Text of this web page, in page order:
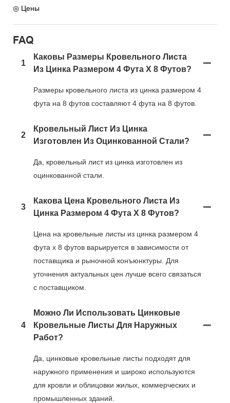
◎ Цены
FAQ
1
Каковы Размеры Кровельного Листа
Из Цинка Размером 4 Фута X 8 Футов?
Размеры кровельного листа из цинка размером 4
фута на 8 футов составляют 4 фута на 8 футов.
2
Кровельный Лист Из Цинка
Изготовлен Из Оцинкованной Стали?
Да, кровельный лист из цинка изготовлен из
оцинкованной стали.
3
Какова Цена Кровельного Листа Из
Цинка Размером 4 Фута X 8 Футов?
Цена на кровельные листы из цинка размером 4
фута x 8 футов варьируется в зависимости от
поставщика и рыночной конъюнктуры. Для
уточнения актуальных цен лучше всего связаться
с поставщиком.
4
Можно Ли Использовать Цинковые
Кровельные Листы Для Наружных
Работ?
Да, цинковые кровельные листы подходят для
наружного применения и широко используются
для кровли и облицовки жилых, коммерческих и
промышленных зданий.